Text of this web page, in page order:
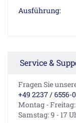
Ausführung:
Service &
Fragen Sie
+49 2237 / 6556-0
Montag -
Samstag: 9 - 17